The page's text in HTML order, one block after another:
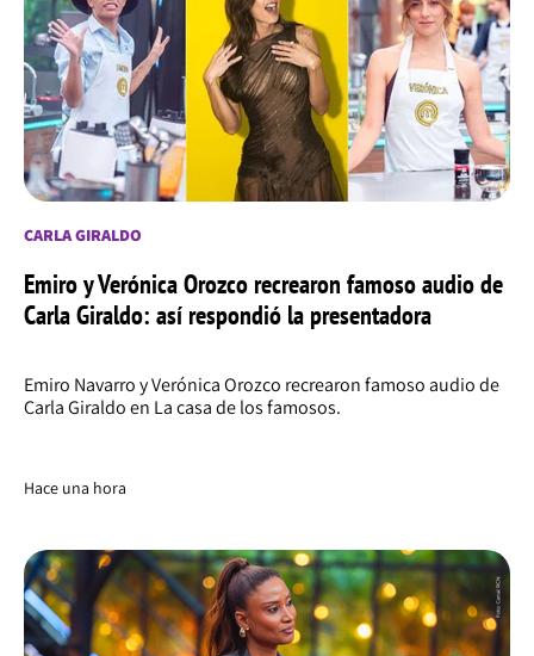
CARLA GIRALDO
Emiro y Verónica Orozco recrearon famoso audio de
Carla Giraldo: así respondió la presentadora
Emiro Navarro y Verónica Orozco recrearon famoso audio de
Carla Giraldo en La casa de los famosos.
Hace una hora